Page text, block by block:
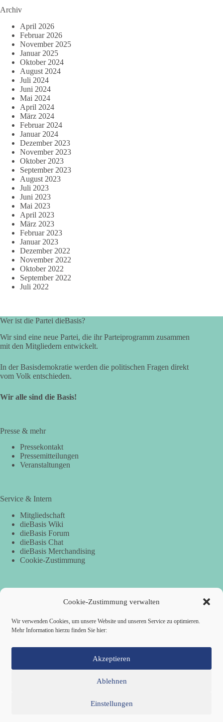
Cookie-Zustimmung verwalten
Wir verwenden Cookies, um unsere Website und unseren Service zu optimieren.
Mehr Information hierzu finden Sie hier:
Akzeptieren
Ablehnen
Einstellungen
Archiv
April 2026
Februar 2026
November 2025
Januar 2025
Oktober 2024
August 2024
Juli 2024
Juni 2024
Mai 2024
April 2024
März 2024
Februar 2024
Januar 2024
Dezember 2023
November 2023
Oktober 2023
September 2023
August 2023
Juli 2023
Juni 2023
Mai 2023
April 2023
März 2023
Februar 2023
Januar 2023
Dezember 2022
November 2022
Oktober 2022
September 2022
Juli 2022
Wer ist die Partei dieBasis?
Wir sind eine neue Partei, die ihr Parteiprogramm zusammen
mit den Mitgliedern entwickelt.
In der Basisdemokratie werden die politischen Fragen direkt
vom Volk entschieden.
Wir alle sind die Basis!
Presse & mehr
Pressekontakt
Pressemitteilungen
Veranstaltungen
Service & Intern
Mitgliedschaft
dieBasis Wiki
dieBasis Forum
dieBasis Chat
dieBasis Merchandising
Cookie-Zustimmung
Spenden
dieBasis Kreisverband Würzburg
IBAN: DE28 7905 0000 0049 4773 00
Kontakt
Cookie-Richtlinie (EU)